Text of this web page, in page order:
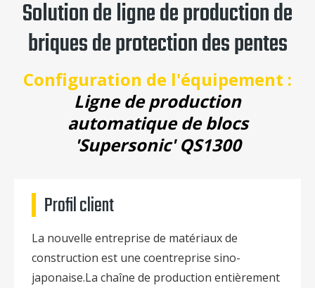
Solution de ligne de production de
briques de protection des pentes
Configuration de l'équipement :
Ligne de production
automatique de blocs
'Supersonic' QS1300
Profil client
La nouvelle entreprise de matériaux de
construction est une coentreprise sino-
japonaise.La chaîne de production entièrement